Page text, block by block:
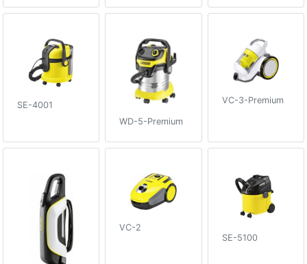
SE-4001
WD-5-Premium
VC-3-Premium
VC-2
SE-5100